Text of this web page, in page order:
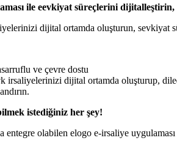
ile eevkiyat süreçlerini dijitalleştirin,
dijital ortamda oluşturun, sevkiyat
ve çevre dostu
irsaliyelerinizi dijital ortamda oluşturup,
istediğiniz her şey!
entegre olabilen elogo e-irsaliye uygulaması